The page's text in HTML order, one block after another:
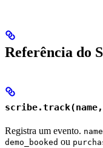
Referência do
Registra um evento. name
demo_booked ou